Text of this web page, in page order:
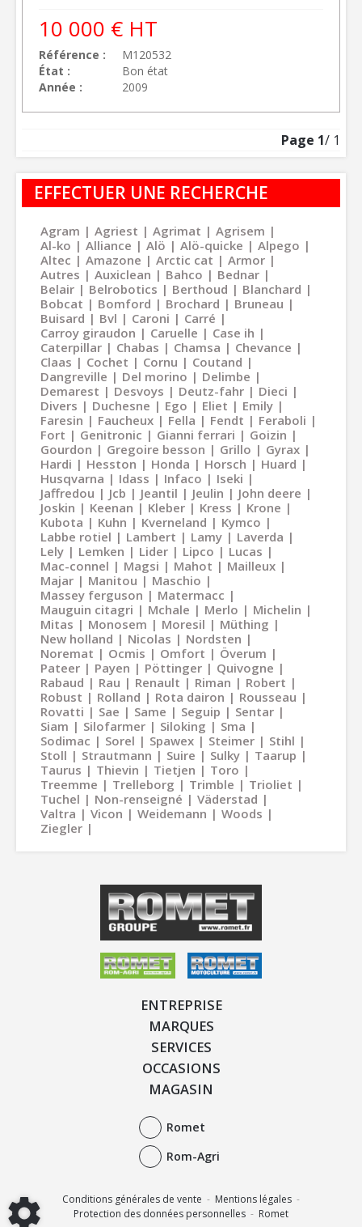
Référence
M120532
État
Bon état
Année
2009
10 000 € HT
Page 1/ 1
EFFECTUER UNE RECHERCHE
Agram Agriest Agrimat
Agrisem
Al-ko
Alliance Alö Alö-quicke
Alpego
Altec
Amazone Arctic cat
Armor
Autres
Auxiclean Bahco
Bednar
Belair
Belrobotics Berthoud
Blanchard
Bobcat
Bomford Brochard
Bruneau
Buisard
Bvl Caroni
Carré
Carroy giraudon
Caruelle
Case ih
Caterpillar
Chabas Chamsa
Chevance
Claas
Cochet Cornu
Coutand
Dangreville
Del morino
Delimbe
Demarest
Desvoys Deutz-fahr
Dieci
Divers
Duchesne Ego Eliet
Emily
Faresin
Faucheux Fella Fendt
Feraboli
Fort
Genitronic Gianni ferrari
Goizin
Gourdon
Gregoire besson Grillo
Gyrax
Hardi
Hesston Honda Horsch
Huard
Husqvarna
Idass Infaco
Iseki
Jaffredou
Jcb Jeantil Jeulin
John deere
Joskin
Keenan Kleber Kress
Krone
Kubota
Kuhn Kverneland
Kymco
Labbe rotiel
Lambert Lamy
Laverda
Lely
Lemken Lider Lipco
Lucas
Mac-connel
Magsi Mahot
Mailleux
Majar
Manitou
Maschio
Massey ferguson
Matermacc
Mauguin citagri
Mchale Merlo
Michelin
Mitas
Monosem Moresil
Müthing
New holland
Nicolas
Nordsten
Noremat
Ocmis Omfort
Överum
Pateer
Payen Pöttinger
Quivogne
Rabaud
Rau Renault Riman
Robert
Robust
Rolland Rota dairon
Rousseau
Rovatti
Sae Same Seguip
Sentar
Siam
Silofarmer Siloking
Sma
Sodimac
Sorel Spawex Steimer
Stihl
Stoll
Strautmann Suire Sulky
Taarup
Taurus
Thievin Tietjen
Toro
Treemme
Trelleborg Trimble
Trioliet
Tuchel
Non-renseigné
Väderstad
Valtra
Vicon Weidemann
Woods
Ziegler
ENTREPRISE
MARQUES
SERVICES
OCCASIONS
MAGASIN
Romet
Rom-Agri
Conditions générales de vente - Mentions légales -
Protection des données personnelles - Romet